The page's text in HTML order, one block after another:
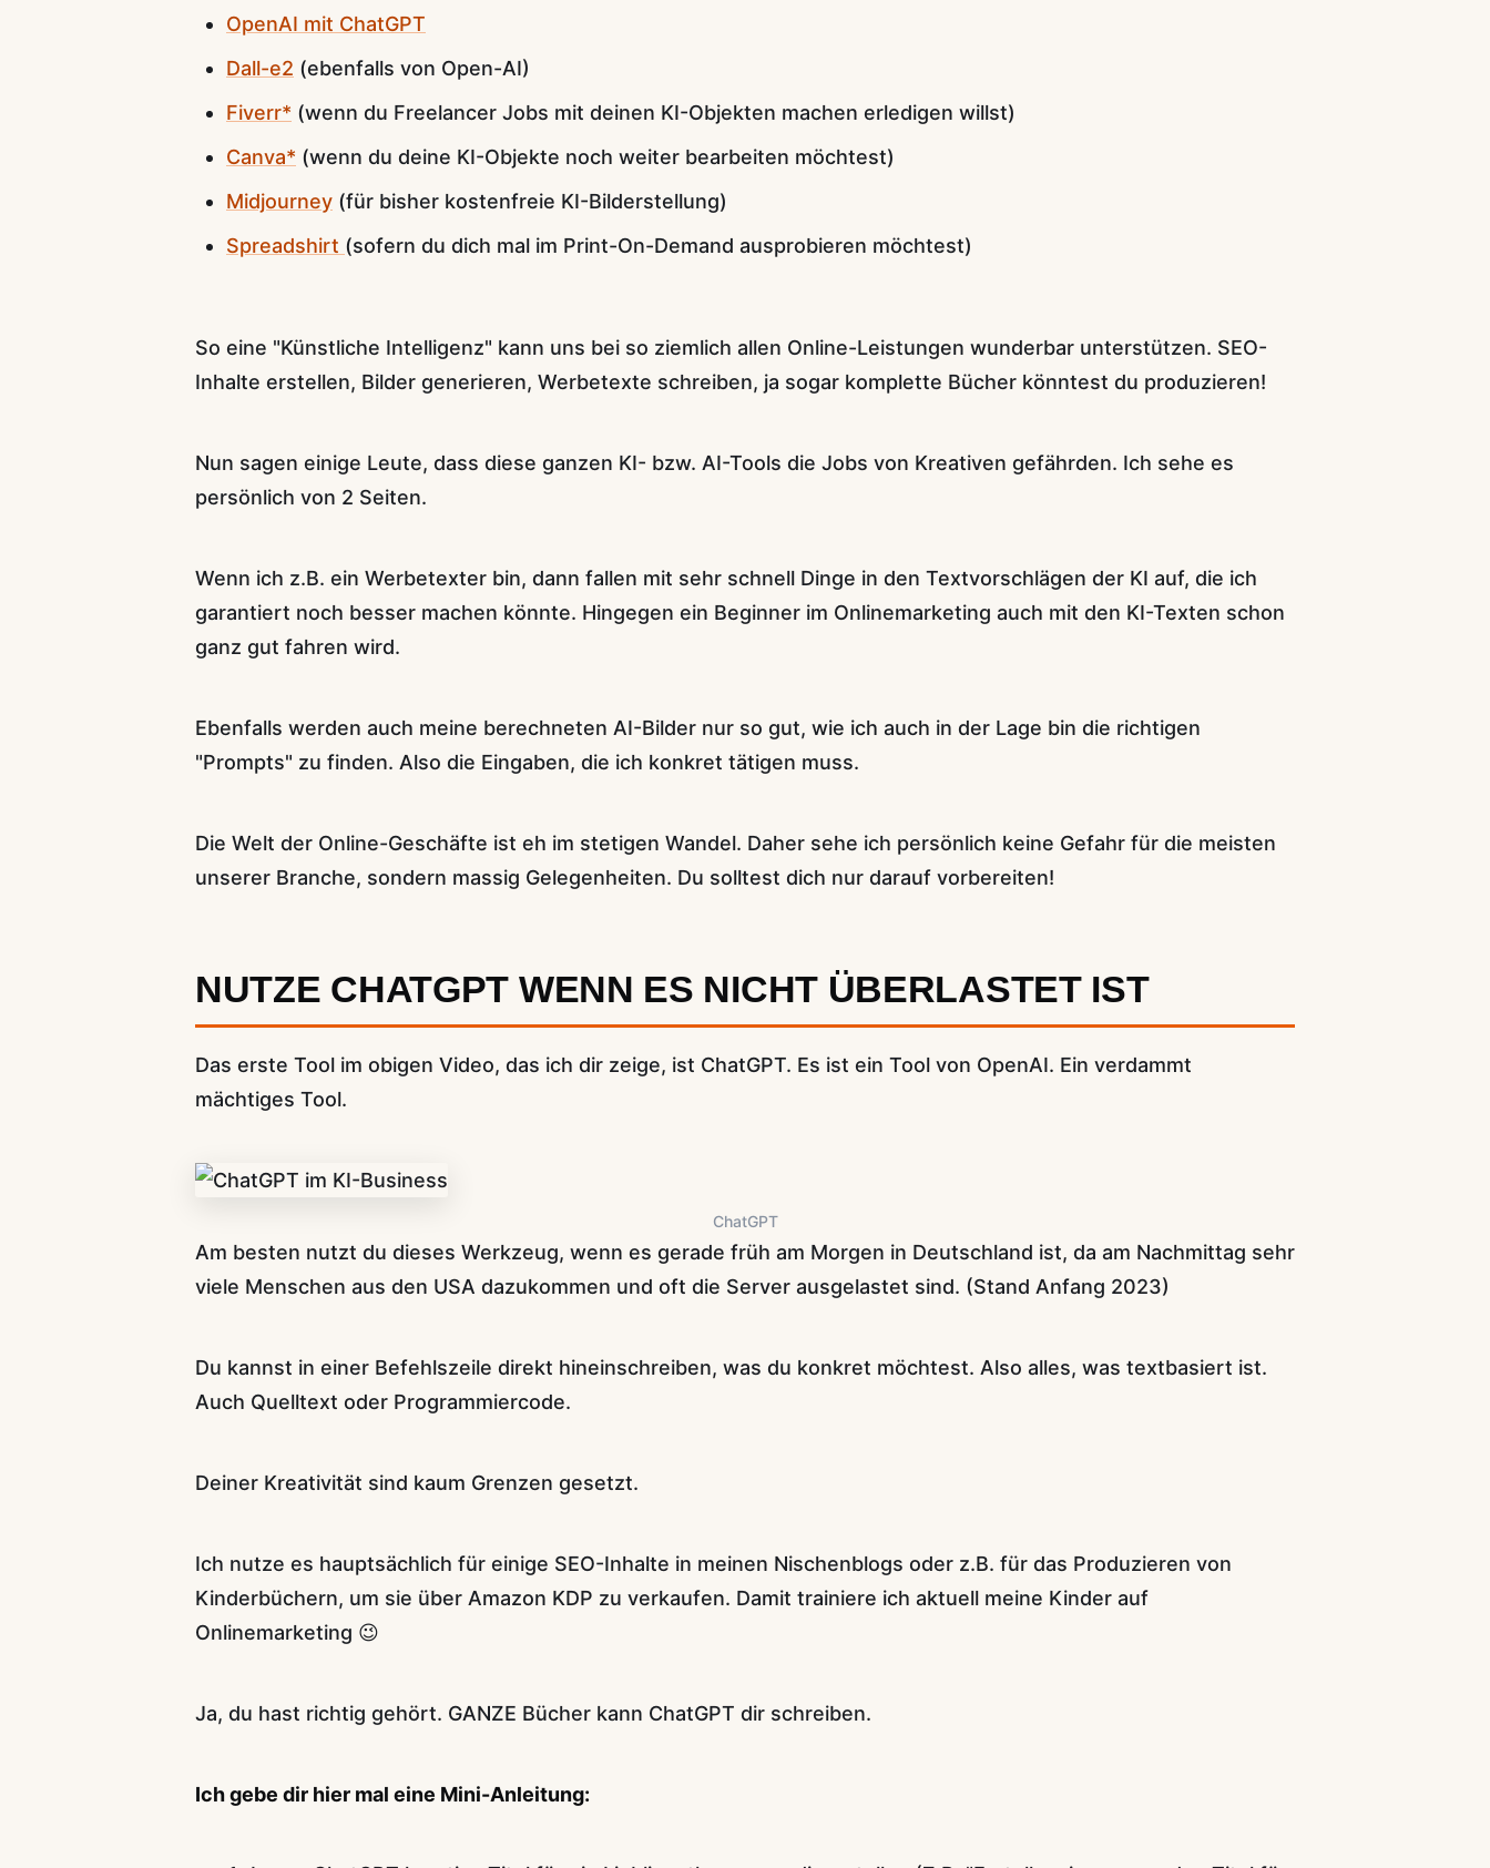
OpenAI mit ChatGPT
Dall-e2 (ebenfalls von Open-AI)
Fiverr* (wenn du Freelancer Jobs mit deinen KI-Objekten machen erledigen willst)
Canva* (wenn du deine KI-Objekte noch weiter bearbeiten möchtest)
Midjourney (für bisher kostenfreie KI-Bilderstellung)
Spreadshirt (sofern du dich mal im Print-On-Demand ausprobieren möchtest)
So eine "Künstliche Intelligenz" kann uns bei so ziemlich allen Online-Leistungen wunderbar unterstützen. SEO-
Inhalte erstellen, Bilder generieren, Werbetexte schreiben, ja sogar komplette Bücher könntest du produzieren!
Nun sagen einige Leute, dass diese ganzen KI- bzw. AI-Tools die Jobs von Kreativen gefährden. Ich sehe es
persönlich von 2 Seiten.
Wenn ich z.B. ein Werbetexter bin, dann fallen mit sehr schnell Dinge in den Textvorschlägen der KI auf, die ich
garantiert noch besser machen könnte. Hingegen ein Beginner im Onlinemarketing auch mit den KI-Texten schon
ganz gut fahren wird.
Ebenfalls werden auch meine berechneten AI-Bilder nur so gut, wie ich auch in der Lage bin die richtigen
"Prompts" zu finden. Also die Eingaben, die ich konkret tätigen muss.
Die Welt der Online-Geschäfte ist eh im stetigen Wandel. Daher sehe ich persönlich keine Gefahr für die meisten
unserer Branche, sondern massig Gelegenheiten. Du solltest dich nur darauf vorbereiten!
NUTZE CHATGPT WENN ES NICHT ÜBERLASTET IST
Das erste Tool im obigen Video, das ich dir zeige, ist ChatGPT. Es ist ein Tool von OpenAI. Ein verdammt
mächtiges Tool.
ChatGPT
Am besten nutzt du dieses Werkzeug, wenn es gerade früh am Morgen in Deutschland ist, da am Nachmittag sehr
viele Menschen aus den USA dazukommen und oft die Server ausgelastet sind. (Stand Anfang 2023)
Du kannst in einer Befehlszeile direkt hineinschreiben, was du konkret möchtest. Also alles, was textbasiert ist.
Auch Quelltext oder Programmiercode.
Deiner Kreativität sind kaum Grenzen gesetzt.
Ich nutze es hauptsächlich für einige SEO-Inhalte in meinen Nischenblogs oder z.B. für das Produzieren von
Kinderbüchern, um sie über Amazon KDP zu verkaufen. Damit trainiere ich aktuell meine Kinder auf
Onlinemarketing 😉
Ja, du hast richtig gehört. GANZE Bücher kann ChatGPT dir schreiben.
Ich gebe dir hier mal eine Mini-Anleitung: